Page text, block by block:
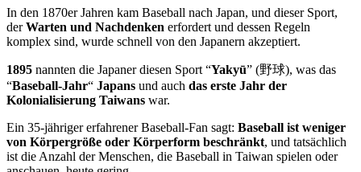
In den 1870er Jahren kam Baseball nach Japan, und dieser Sport,
derWarten und Nachdenken erfordert und dessen Regeln
komplex sind, wurde schnell von den Japanern akzeptiert.
1895 nannten die Japaner diesen Sport “Yakyū” (野球), was das
“Baseball-Jahr“ Japans und auch das erste Jahr der
Kolonialisierung Taiwans war.
Ein 35-jähriger erfahrener Baseball-Fan sagt: Baseball ist weniger
von Körpergröße oder Körperform beschränkt, und tatsächlich
ist die Anzahl der Menschen, die Baseball in Taiwan spielen oder